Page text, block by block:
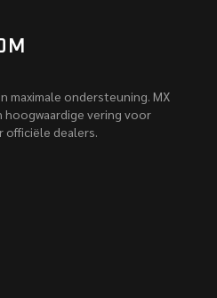
maximale ondersteuning. MX
hoogwaardige vering voor
dealers.